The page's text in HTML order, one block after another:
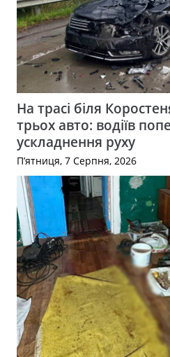
На трасі біля
трьох авто: водіїв
ускладнення руху
П’ятниця, 7 Серпня, 2026